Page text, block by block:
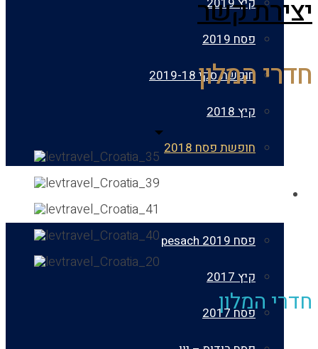
חופשת סקי 2019-18
חופשת פסח 2018
גלריות
פסח 2017
קשר
המלון
המלון